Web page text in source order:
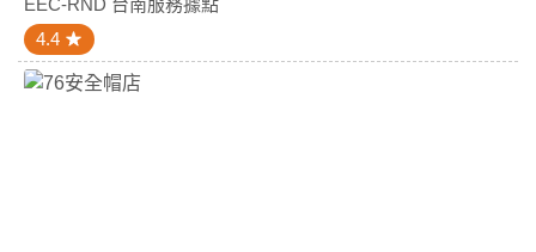
EEC-RND 台南服務據點
4.4